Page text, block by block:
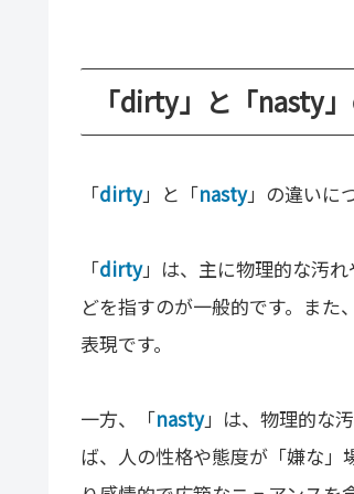
「dirty」と「nasty
「dirty」と「nasty」の違いに
「dirty」は、主に物理的な汚
どを指すのが一般的です。ま
表現です。
一方、「nasty」は、物理的な
ば、人の性格や態度が「嫌な」